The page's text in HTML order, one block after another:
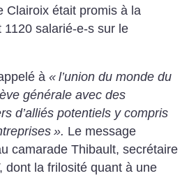
Clairoix était promis à la
salarié-e-s sur le
à « l’union du monde du
générale avec des
d’alliés potentiels y compris
». Le message
camarade Thibault, secrétaire
dont la frilosité quant à une